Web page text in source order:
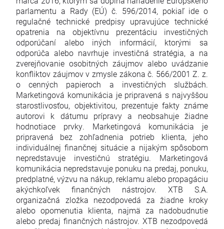
parlamentu a Rady (EÚ) č. 596/2014, pokiaľ ide o
regulačné technické predpisy upravujúce technické
opatrenia na objektívnu prezentáciu investičných
odporúčaní alebo iných informácií, ktorými sa
odporúča alebo navrhuje investičná stratégia, a na
zverejňovanie osobitných záujmov alebo uvádzanie
konfliktov záujmov v zmysle zákona č. 566/2001 Z. z.
o cenných papieroch a investičných službách.
Marketingová komunikácia je pripravená s najvyššou
starostlivosťou, objektivitou, prezentuje fakty známe
autorovi k dátumu prípravy a neobsahuje žiadne
hodnotiace prvky. Marketingová komunikácia je
pripravená bez zohľadnenia potrieb klienta, jeho
individuálnej finančnej situácie a nijakým spôsobom
nepredstavuje investičnú stratégiu. Marketingová
komunikácia nepredstavuje ponuku na predaj, ponuku,
predplatné, výzvu na nákup, reklamu alebo propagáciu
akýchkoľvek finančných nástrojov. XTB S.A.
organizačná zložka nezodpovedá za žiadne kroky
alebo opomenutia klienta, najmä za nadobudnutie
alebo predaj finančných nástrojov. XTB nezodpovedá